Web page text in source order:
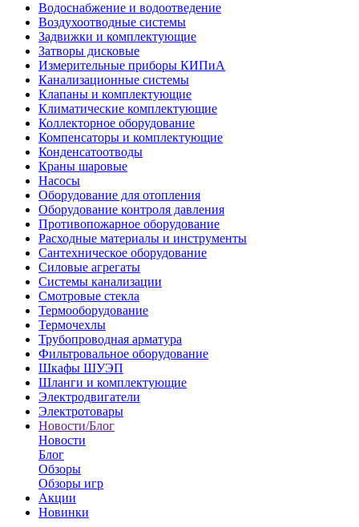
Водоснабжение и водоотведение
Воздухоотводные системы
Задвижки и комплектующие
Затворы дисковые
Измерительные приборы КИПиА
Канализационные системы
Клапаны и комплектующие
Климатические комплектующие
Коллекторное оборудование
Компенсаторы и комплектующие
Конденсатоотводы
Краны шаровые
Насосы
Оборудование для отопления
Оборудование контроля давления
Противопожарное оборудование
Расходные материалы и инструменты
Сантехническое оборудование
Силовые агрегаты
Системы канализации
Смотровые стекла
Термооборудование
Термочехлы
Трубопроводная арматура
Фильтровальное оборудование
Шкафы ШУЭП
Шланги и комплектующие
Электродвигатели
Электротовары
Новости/Блог
Новости
Блог
Обзоры
Обзоры игр
Акции
Новинки